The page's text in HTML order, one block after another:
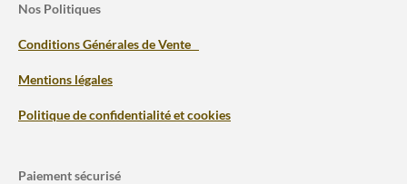
Nos Politiques
Conditions Générales de Vente
Mentions légales
Politique de confidentialité et cookies
Paiement sécurisé